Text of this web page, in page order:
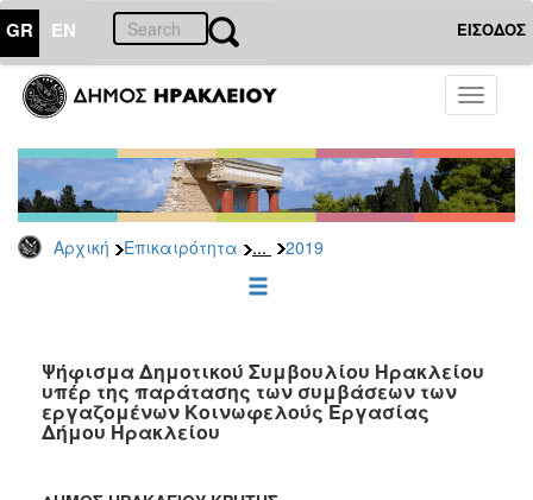
GR EN ΕΙΣΟΔΟΣ
Toggle
Αρχική Επικαιρότητα ... 2019
ΕΠΙΚΑΙΡΟΤΗΤΑ
Τύπου
Αρχείο
2026
2025
2022
2021
2020
Ψήφισμα Δημοτικού Συμβουλίου Ηρακλείου
υπέρ της παράτασης των συμβάσεων των
εργαζομένων Κοινωφελούς Εργασίας
Δήμου Ηρακλείου